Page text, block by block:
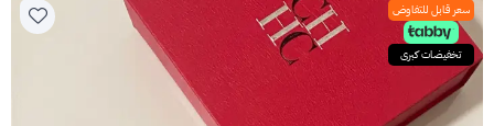
سعر قابل للتفاوض
تخفيضات كبرى